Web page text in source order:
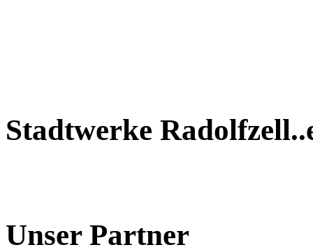
Stadtwerke
Unser Partner